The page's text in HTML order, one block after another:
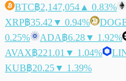
BTC฿2,147,054 ▲ 0.83%
XRP฿35.42 ▼ 0.94%
0.25%
ADA฿6.28▼ 1.92%
AVAX฿221.01 ▼ 1.04%
KUB฿20.25▼ 1.39%